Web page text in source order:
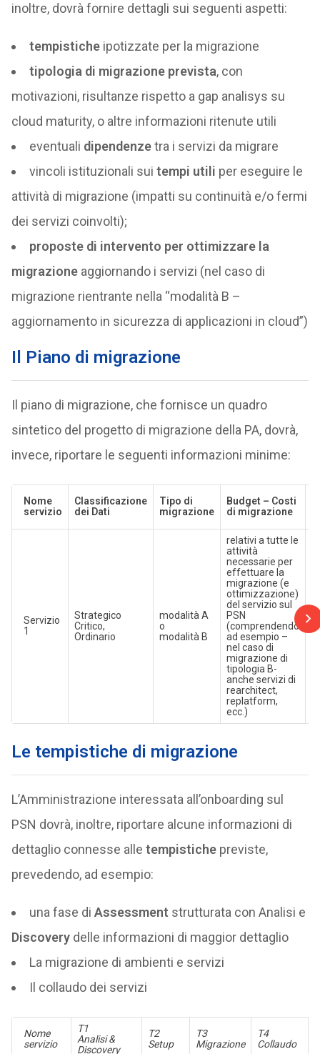
inoltre, dovrà fornire dettagli sui seguenti aspetti:
tempisticheipotizzate per la migrazione
tipologia di migrazione prevista, con
motivazioni, risultanze rispetto a gap analisys su
cloud maturity, o altre informazioni ritenute utili
eventuali dipendenzetra i servizi da migrare
vincoli istituzionali sui tempi utili per eseguire le
attività di migrazione (impatti su continuità e/o fermi
dei servizi coinvolti);
proposte di intervento per ottimizzare la
migrazioneaggiornando i servizi (nel caso di
migrazione rientrante nella “modalità B –
aggiornamento in sicurezza di applicazioni in cloud”)
Il Piano di migrazione
Il piano di migrazione, che fornisce un quadro
sintetico del progetto di migrazione della PA, dovrà,
invece, riportare le seguenti informazioni minime:
Nome
servizio
Classificazione
dei Dati
Tipo di
migrazione
Budget – Costi
di migrazione
Servizio
1
Strategico
Critico,
Ordinario
modalità A
o
modalità B
relativi a tutte le
attività
necessarie per
effettuare la
migrazione (e
ottimizzazione)
del servizio sul
PSN
(comprendendo
ad esempio –
nel caso di
migrazione di
tipologia B-
anche servizi di
rearchitect,
replatform,
ecc.)
Le tempistiche di migrazione
L’Amministrazione interessata all’onboarding sul
PSN dovrà, inoltre, riportare alcune informazioni di
dettaglio connesse alle tempistichepreviste,
prevedendo, ad esempio:
una fase di Assessment strutturata con Analisi e
Discoverydelle informazioni di maggior dettaglio
La migrazione di ambienti e servizi
Il collaudo dei servizi
Nome
servizio
T1
Analisi &
Discovery
T2
Setup
T3
Migrazione
T4
Collaudo